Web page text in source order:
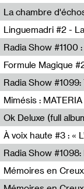
Jimmy
La chambre
Revue Les
Linguemadri #2 -
Meris Angioletti
radio x
Formule Magique
Nathalie
TEAFM
Francesco
À voix haute #3 : «
Radio Orange 94.0
Sophie Auger-